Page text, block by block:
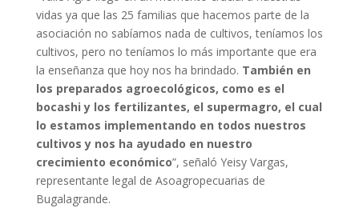
vidas ya que las 25 familias que hacemos parte de la
asociación no sabíamos nada de cultivos, teníamos los
cultivos, pero no teníamos lo más importante que era
la enseñanza que hoy nos ha brindado. También en
los preparados agroecológicos, como es el
bocashi y los fertilizantes, el supermagro, el cual
lo estamos implementando en todos nuestros
cultivos y nos ha ayudado en nuestro
crecimiento económico”, señaló Yeisy Vargas,
representante legal de Asoagropecuarias de
Bugalagrande.